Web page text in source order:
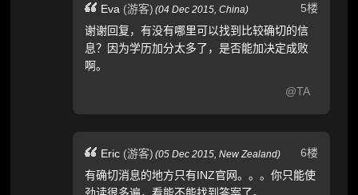
5楼
Eva (游客) (04 Dec 2015,China)
谢谢回复，有没有哪里可以找到比较确切的信
息？因为学历加分太多了，是否能加决定成败
啊。
@TA
6楼
Eric (游客) (05 Dec 2015,New Zealand)
有确切消息的地方只有INZ官网。。。你只能使